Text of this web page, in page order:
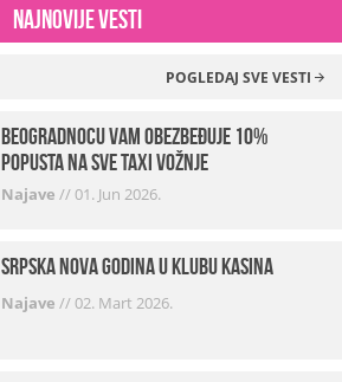
Najnovije vesti
POGLEDAJ SVE VESTI
beogradnocu vam obezbeđuje 10%
popusta na sve taxi vožnje
Najave //01. Jun 2026.
Srpska Nova godina u klubu Kasina
Najave //02. Mart 2026.